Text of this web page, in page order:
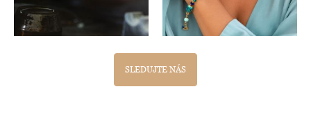
SLEDUJTE NÁS